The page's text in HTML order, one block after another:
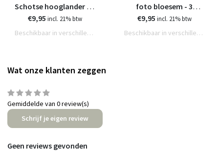
Schotse hooglander - 3
formaten
€9,95 incl. 21% btw
Beschikbaar in verschillende varianten
foto bloesem - 3
formaten
€9,95 incl. 21% btw
Beschikbaar in verschillende varianten
Wat onze klanten zeggen
Gemiddelde van 0 review(s)
Schrijf je eigen review
Geen reviews gevonden